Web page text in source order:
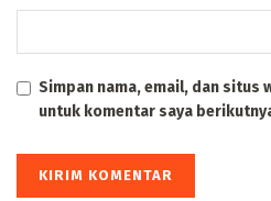
Simpan nama, email, dan situs
untuk komentar saya